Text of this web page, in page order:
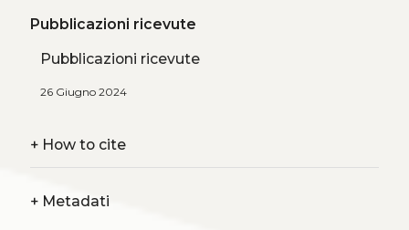
Pubblicazioni ricevute
Pubblicazioni ricevute
26 Giugno 2024
+How to cite
+Metadati